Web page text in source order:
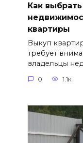
Как
квартиры
Выкуп
требует
владельцы
0 1.1к.